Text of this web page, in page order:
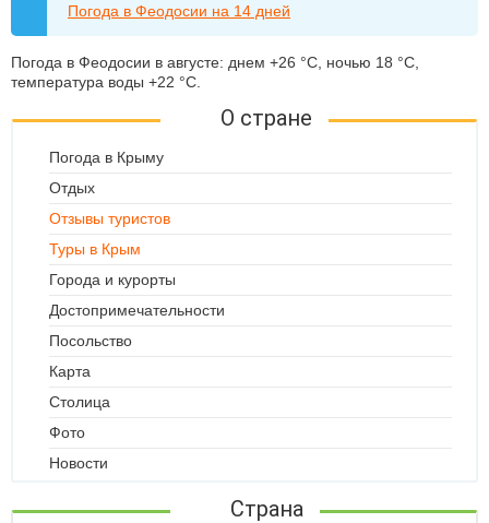
Погода в Феодосии на 14 дней
Погода в Феодосии в августе: днем +26 °C, ночью 18 °C,
температура воды +22 °C.
О стране
Погода в Крыму
Отдых
Отзывы туристов
Туры в Крым
Города и курорты
Достопримечательности
Посольство
Карта
Столица
Фото
Новости
Страна